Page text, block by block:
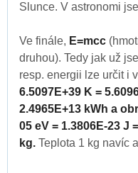
Slunce. V astronomi
Ve finále, E=mcc
druhou). Tedy jak už
resp. energii lze určit i
6.5097E+39 K =
2.4965E+13 kWh a
05 eV = 1.3806E-23 J
kg. Teplota 1 kg navíc